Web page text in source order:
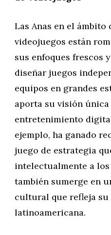
Las Anas en el ámbito
videojuegos están
sus enfoques frescos
diseñar juegos
equipos en grandes
aporta su visión
entretenimiento
ejemplo, ha ganado
juego de estrategia
intelectualmente a
también sumerge en
cultural que refleja su
latinoamericana.